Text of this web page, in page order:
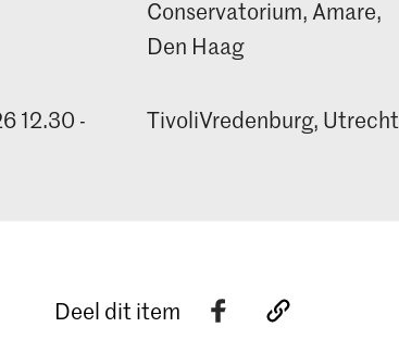
Conservatorium, Amare,
Den Haag
12.30 -
TivoliVredenburg, Utrecht
Deel dit item